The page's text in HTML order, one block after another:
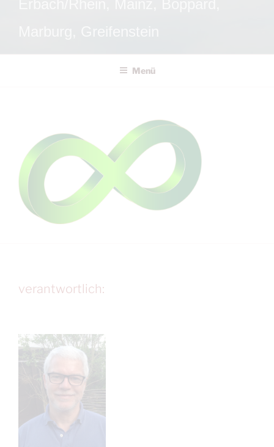
Menü
verantwortlich: